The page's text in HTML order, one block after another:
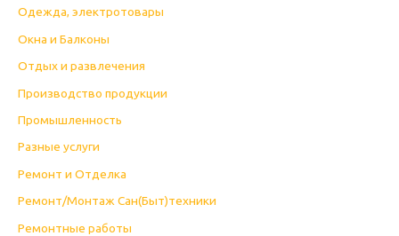
Одежда, электротовары
Окна и Балконы
Отдых и развлечения
Производство продукции
Промышленность
Разные услуги
Ремонт и Отделка
Ремонт/Монтаж Сан(Быт)техники
Ремонтные работы